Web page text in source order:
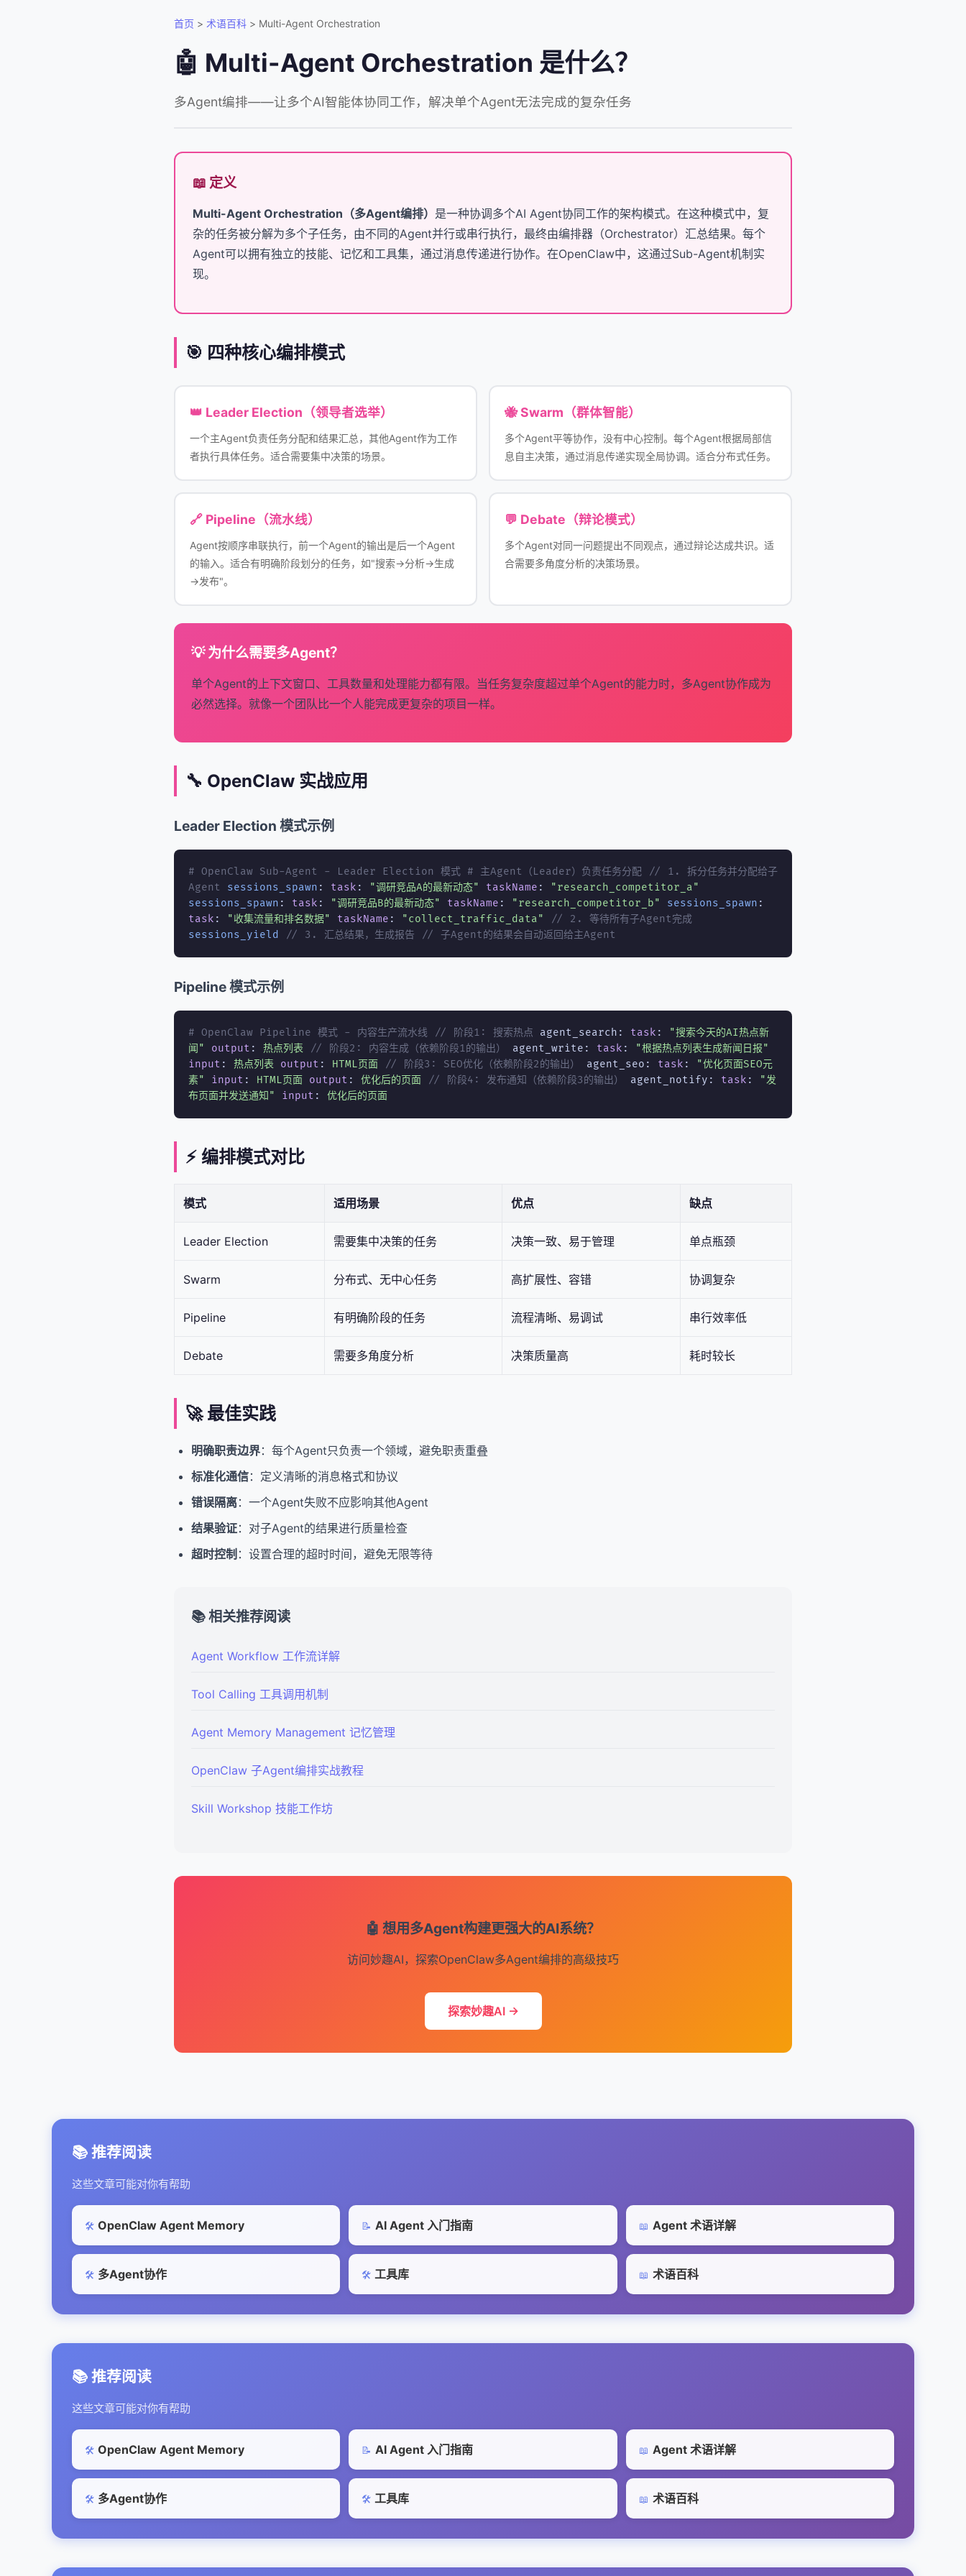
首页 > 术语百科 > Multi-Agent Orchestration
🤖 Multi-Agent Orchestration 是什么？
多Agent编排——让多个AI智能体协同工作，解决单个Agent无法完成的复杂任务
📖 定义
Multi-Agent Orchestration（多Agent编排） 是一种协调多个AI Agent协同工作的架构模式。在这种模式中，复
杂的任务被分解为多个子任务，由不同的Agent并行或串行执行，最终由编排器（Orchestrator）汇总结果。每个
Agent可以拥有独立的技能、记忆和工具集，通过消息传递进行协作。在OpenClaw中，这通过Sub-Agent机制实
现。
🎯 四种核心编排模式
👑 Leader Election（领导者选举）
一个主Agent负责任务分配和结果汇总，其他Agent作为工作
者执行具体任务。适合需要集中决策的场景。
🐝 Swarm（群体智能）
多个Agent平等协作，没有中心控制。每个Agent根据局部信
息自主决策，通过消息传递实现全局协调。适合分布式任务。
🔗 Pipeline（流水线）
Agent按顺序串联执行，前一个Agent的输出是后一个Agent
的输入。适合有明确阶段划分的任务，如"搜索→分析→生成
→发布"。
💬 Debate（辩论模式）
多个Agent对同一问题提出不同观点，通过辩论达成共识。适
合需要多角度分析的决策场景。
💡 为什么需要多Agent？
单个Agent的上下文窗口、工具数量和处理能力都有限。当任务复杂度超过单个Agent的能力时，多Agent协作成为
必然选择。就像一个团队比一个人能完成更复杂的项目一样。
🔧 OpenClaw 实战应用
Leader Election 模式示例
# OpenClaw Sub-Agent - Leader Election 模式 # 主Agent（Leader）负责任务分配
// 1. 拆分任务并分配给子
Agent
sessions_spawn : task : "调研竞品A的最新动态" taskName :
"research_competitor_a"
sessions_spawn : task : "调研竞品B的最新动态" taskName : "research_competitor_b" sessions_spawn :
task : "收集流量和排名数据" taskName : "collect_traffic_data"
// 2. 等待所有子Agent完成
sessions_yield
// 3. 汇总结果，生成报告 // 子Agent的结果会自动返回给主Agent
Pipeline 模式示例
# OpenClaw Pipeline 模式 - 内容生产流水线 // 阶段1: 搜索热点 agent_search: task :
"搜索今天的AI热点新
闻"
output : 热点列表 // 阶段2: 内容生成（依赖阶段1的输出） agent_write: task :
"根据热点列表生成新闻日报"
input : 热点列表 output : HTML页面 // 阶段3: SEO优化（依赖阶段2的输出） agent_seo: task :
"优化页面SEO元
素"
input : HTML页面 output : 优化后的页面 // 阶段4: 发布通知（依赖阶段3的输出） agent_notify: task :
"发
布页面并发送通知"
input : 优化后的页面
⚡ 编排模式对比
模式 适用场景 优点 缺点
Leader Election 需要集中决策的任务 决策一致、易于管理 单点瓶颈
Swarm 分布式、无中心任务 高扩展性、容错 协调复杂
Pipeline 有明确阶段的任务 流程清晰、易调试 串行效率低
Debate 需要多角度分析 决策质量高 耗时较长
🚀 最佳实践
明确职责边界：每个Agent只负责一个领域，避免职责重叠
标准化通信：定义清晰的消息格式和协议
错误隔离：一个Agent失败不应影响其他Agent
结果验证：对子Agent的结果进行质量检查
超时控制 ：设置合理的超时时间，避免无限等待
📚 相关推荐阅读
Agent Workflow 工作流详解
Tool Calling 工具调用机制
Agent Memory Management 记忆管理
OpenClaw 子Agent编排实战教程
Skill Workshop 技能工作坊
🤖 想用多Agent构建更强大的AI系统？
访问妙趣AI，探索OpenClaw多Agent编排的高级技巧
探索妙趣AI →
📚 推荐阅读
这些文章可能对你有帮助
🛠️ OpenClaw Agent Memory 📝 AI Agent 入门指南 📖 Agent 术语详解
🛠️ 多Agent协作 🛠️ 工具库 📖 术语百科
📚 推荐阅读
这些文章可能对你有帮助
🛠️ OpenClaw Agent Memory 📝 AI Agent 入门指南 📖 Agent 术语详解
🛠️ 多Agent协作 🛠️ 工具库 📖 术语百科